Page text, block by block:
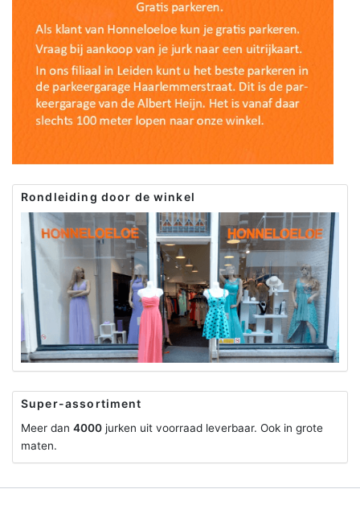
Rondleiding door de winkel
Super-assortiment
Meer dan 4000 jurken uit voorraad leverbaar. Ook in grote
maten.